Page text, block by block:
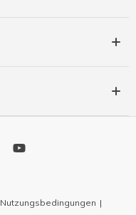
Nutzungsbedingungen